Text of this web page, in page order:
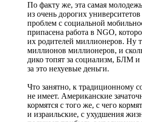
По факту же, эта самая
из очень дорогих
проблем с социальной
припасена работа в NGO,
их родителей миллионеров. Ну
миллионов миллионеров, и
дико топят за социализм, БЛМ и
за это нехуевые деньги.
Что занятно, к традиционному
не имеет. Американские
кормятся с того же, с чего
и израильские, с ухудшения